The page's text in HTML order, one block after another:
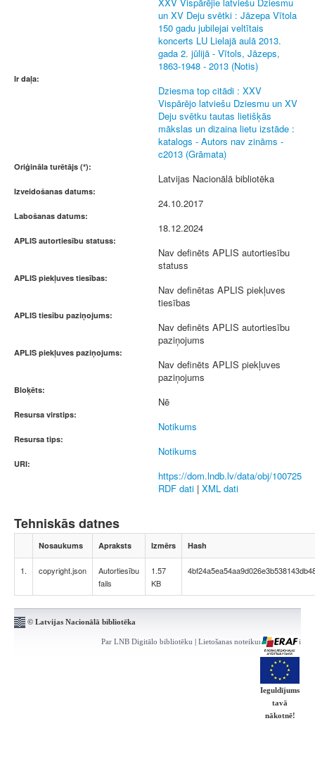
un XV Deju svētki : Jāzepa Vītola
150 gadu jubilejai veltītais
koncerts LU Lielajā aulā 2013.
gada 2. jūlijā - Vītols, Jāzeps,
1863-1948 - 2013 (Notis)
Ir daļa:
Dziesma top citādi : XXV
Vispārējo latviešu Dziesmu un XV
Deju svētku tautas lietišķās
mākslas un dizaina lietu izstāde :
katalogs - Autors nav zināms -
c2013 (Grāmata)
Oriģināla turētājs (*):
Latvijas Nacionālā bibliotēka
Izveidošanas datums:
24.10.2017
Labošanas datums:
18.12.2024
APLIS autortiesību statuss:
Nav definēts APLIS autortiesību
statuss
APLIS piekļuves tiesības:
Nav definētas APLIS piekļuves
tiesības
APLIS tiesību paziņojums:
Nav definēts APLIS autortiesību
paziņojums
APLIS piekļuves paziņojums:
Nav definēts APLIS piekļuves
paziņojums
Bloķēts:
Nē
Resursa virstips:
Notikums
Resursa tips:
Notikums
URI:
https://dom.lndb.lv/data/obj/100725
RDF dati | XML dati
Tehniskās datnes
Nosaukums Apraksts Izmērs Hash
1. copyright.json
Autortiesību
fails
1.57
KB
© Latvijas Nacionālā bibliotēka
Par LNB Digitālo bibliotēku | Lietošanas noteikumi | Kontakti
Ieguldījums
tavā
nākotnē!